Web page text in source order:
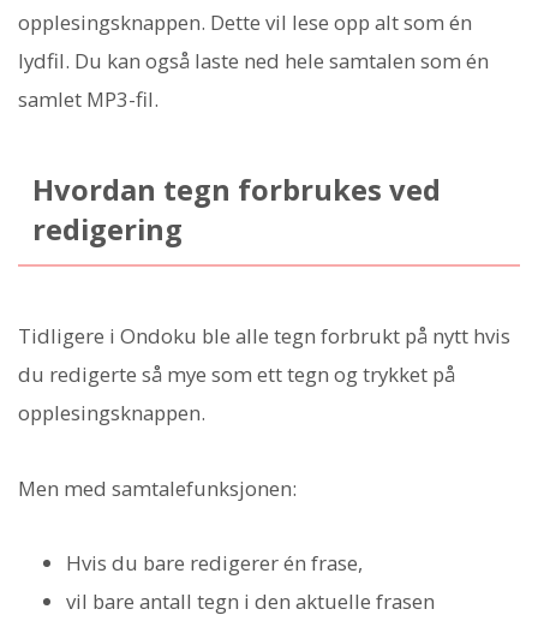
opplesingsknappen. Dette vil lese opp alt som én
lydfil. Du kan også laste ned hele samtalen som én
samlet MP3-fil.
Hvordan tegn forbrukes ved
redigering
Tidligere i Ondoku ble alle tegn forbrukt på nytt hvis
du redigerte så mye som ett tegn og trykket på
opplesingsknappen.
Men med samtalefunksjonen:
Hvis du bare redigerer én frase,
vil bare antall tegn i den aktuelle frasen